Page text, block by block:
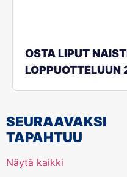
OSTA LIPUT
SEURAAVAKSI
TAPAHTUU
Näytä kaikki